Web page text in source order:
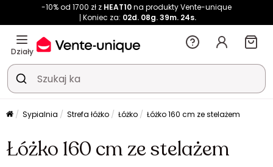
-10% od 1700 zł z HEAT10na produkty Vente-unique
Koniec za: 02d. 08g. 39m. 24s.
Działy
Sypialnia Strefa łóżko Łóżko Łóżko 160 cm ze stelażem
Łóżko 160 cm ze stelażem